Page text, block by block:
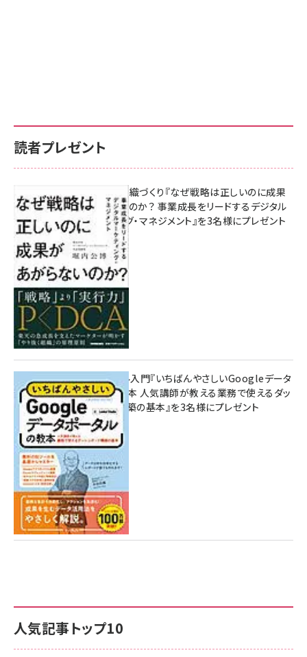
人気記事トップ10
読者プレゼント
成果を生む組織づくり『なぜ戦略は正しいのに成果
があがらないのか？ 事業成長をリードするデジタル
マーケティング・マネジメント』を3名様にプレゼント
10:00
無料BIツール入門『いちばんやさしいGoogleデータ
ポータルの教本 人気講師が教える業務で使えるダッ
シュボード構築の基本』を3名様にプレゼント
7月31日 10:00